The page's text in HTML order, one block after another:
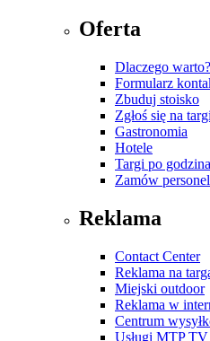
Oferta
Dlaczego warto?
Formularz
Zbuduj stoisko
Zgłoś się na targi
Gastronomia
Hotele
Targi po
Zamów personel
Reklama
Contact Center
Reklama na
Miejski outdoor
Reklama w
Centrum
Usługi MTP TV